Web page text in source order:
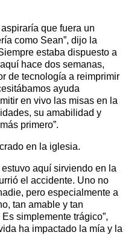
que fuera un
como Sean”, dijo la
estaba dispuesto a
hace dos semanas,
de tecnología a reimprimir
ayuda
en vivo las misas en la
su amabilidad y
primero”.
en la iglesia.
aquí sirviendo en la
el accidente. Uno no
pero especialmente a
tan amable y tan
simplemente trágico”,
ha impactado la mía y la